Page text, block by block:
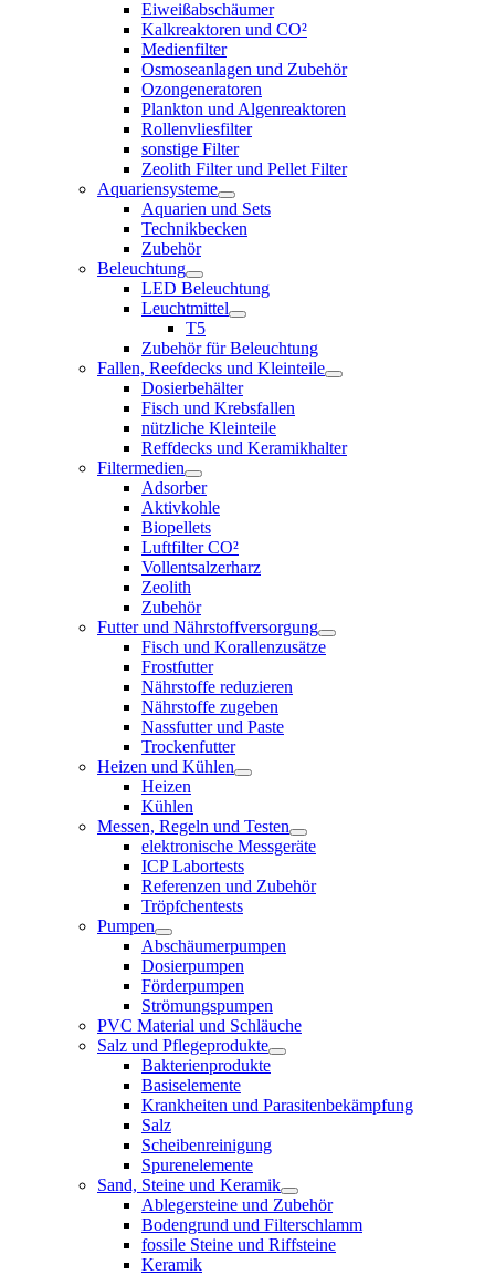
Eiweißabschäumer
Kalkreaktoren und CO²
Medienfilter
Osmoseanlagen und Zubehör
Ozongeneratoren
Plankton und Algenreaktoren
Rollenvliesfilter
sonstige Filter
Zeolith Filter und Pellet Filter
Aquariensysteme
Aquarien und Sets
Technikbecken
Zubehör
Beleuchtung
LED Beleuchtung
Leuchtmittel
T5
Zubehör für Beleuchtung
Fallen, Reefdecks und Kleinteile
Dosierbehälter
Fisch und Krebsfallen
nützliche Kleinteile
Reffdecks und Keramikhalter
Filtermedien
Adsorber
Aktivkohle
Biopellets
Luftfilter CO²
Vollentsalzerharz
Zeolith
Zubehör
Futter und Nährstoffversorgung
Fisch und Korallenzusätze
Frostfutter
Nährstoffe reduzieren
Nährstoffe zugeben
Nassfutter und Paste
Trockenfutter
Heizen und Kühlen
Heizen
Kühlen
Messen, Regeln und Testen
elektronische Messgeräte
ICP Labortests
Referenzen und Zubehör
Tröpfchentests
Pumpen
Abschäumerpumpen
Dosierpumpen
Förderpumpen
Strömungspumpen
PVC Material und Schläuche
Salz und Pflegeprodukte
Bakterienprodukte
Basiselemente
Krankheiten und Parasitenbekämpfung
Salz
Scheibenreinigung
Spurenelemente
Sand, Steine und Keramik
Ablegersteine und Zubehör
Bodengrund und Filterschlamm
fossile Steine und Riffsteine
Keramik